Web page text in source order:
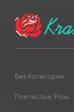
Без Категории
Плетистые Розы